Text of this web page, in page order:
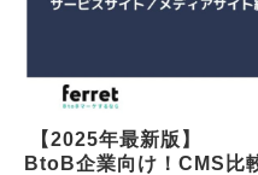
【2025年最新版】
BtoB企業向け！CMS比